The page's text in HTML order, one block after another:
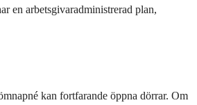
en arbetsgivaradministrerad plan,
kan fortfarande öppna dörrar. Om